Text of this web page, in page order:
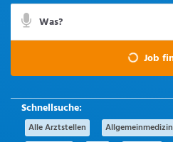
Suche
Spracheingabe
Suchbegriff
Job
Alle Arztstellen Allgemeinmedizin